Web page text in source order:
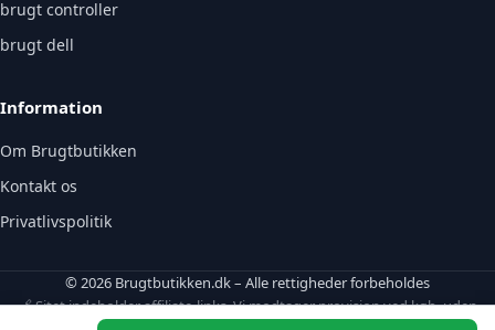
brugt controller
brugt dell
Information
Om Brugtbutikken
Kontakt os
Privatlivspolitik
© 2026 Brugtbutikken.dk – Alle rettigheder forbeholdes
🔗 Sitet indeholder affiliate-links. Vi modtager provision ved køb, uden